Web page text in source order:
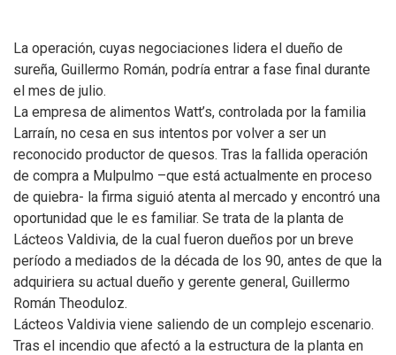
La operación, cuyas negociaciones lidera el dueño de
sureña, Guillermo Román, podría entrar a fase final durante
el mes de julio.
La empresa de alimentos Watt’s, controlada por la familia
Larraín, no cesa en sus intentos por volver a ser un
reconocido productor de quesos. Tras la fallida operación
de compra a Mulpulmo –que está actualmente en proceso
de quiebra- la firma siguió atenta al mercado y encontró una
oportunidad que le es familiar. Se trata de la planta de
Lácteos Valdivia, de la cual fueron dueños por un breve
período a mediados de la década de los 90, antes de que la
adquiriera su actual dueño y gerente general, Guillermo
Román Theoduloz.
Lácteos Valdivia viene saliendo de un complejo escenario.
Tras el incendio que afectó a la estructura de la planta en